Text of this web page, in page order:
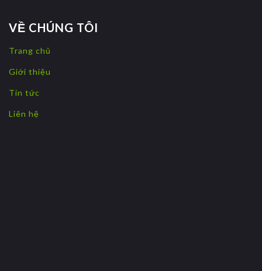
VỀ CHÚNG TÔI
Trang chủ
Giới thiệu
Tin tức
Liên hệ